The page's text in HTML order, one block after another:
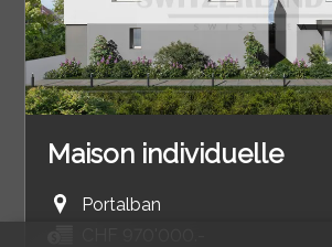
Maison individuelle
Portalban